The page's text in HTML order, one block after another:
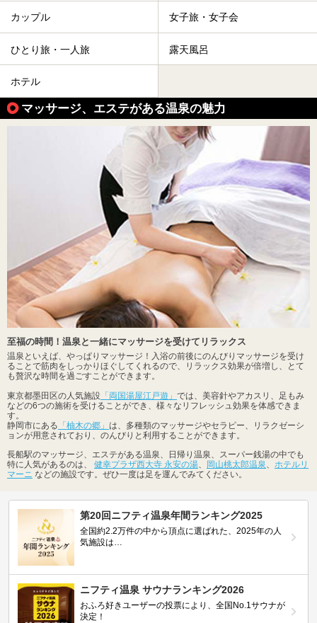
カップル 女子旅・女子会
ひとり旅・一人旅 露天風呂
ホテル
マッサージ、エステがある温泉の魅力
至福の時間！温泉と一緒にマッサージを受けてリラックス
温泉といえば、やっぱりマッサージ！入浴の前後にのんびりマッサージを受け
ることで筋肉をしっかりほぐしてくれるので、リラックス効果が倍増し、とて
も贅沢な時間を過ごすことができます。
東京都墨田区の人気施設 「両国湯屋江戸遊」 では、美容針やアカスリ、足もみ
などの6つの施術を受けることができ、様々なリフレッシュ効果を体感できま
す。
静岡市にある 「柚木の郷」 は、多種類のマッサージやセラピー、リラクゼーシ
ョンが用意されており、のんびりと利用することができます。
長船駅のマッサージ、エステがある温泉、日帰り温泉、スーパー銭湯の中でも
特に人気があるのは、 健幸プラザ西大寺 永安の湯 岡山桃太郎温泉
ホテルリ
マーニ などの施設です。ぜひ一度は足を運んでみてください。
第20回ニフティ温泉年間ランキング2025
全国約2.2万件の中から頂点に選ばれた、2025年の人
気施設は…
ニフティ温泉 サウナランキング2026
おふろ好きユーザーの投票により、全国No.1サウナが
決定！